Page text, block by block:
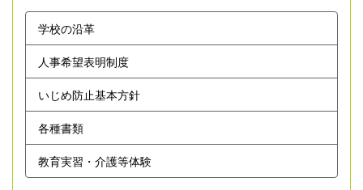
学校の沿革
人事希望表明制度
いじめ防止基本方針
各種書類
教育実習・介護等体験